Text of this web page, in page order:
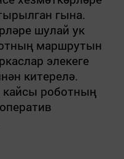
гына.
шулай ук
маршрутын
элекеге
китерелә.
кайсы роботның